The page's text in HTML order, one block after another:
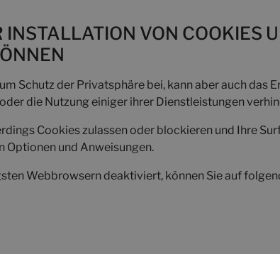
VON COOKIES
Schutz der Privatsphäre bei, kann aber auch das
die Nutzung einiger ihrer Dienstleistungen
Cookies zulassen oder blockieren und Ihre
Optionen und Anweisungen.
Webbrowsern deaktiviert, können Sie auf